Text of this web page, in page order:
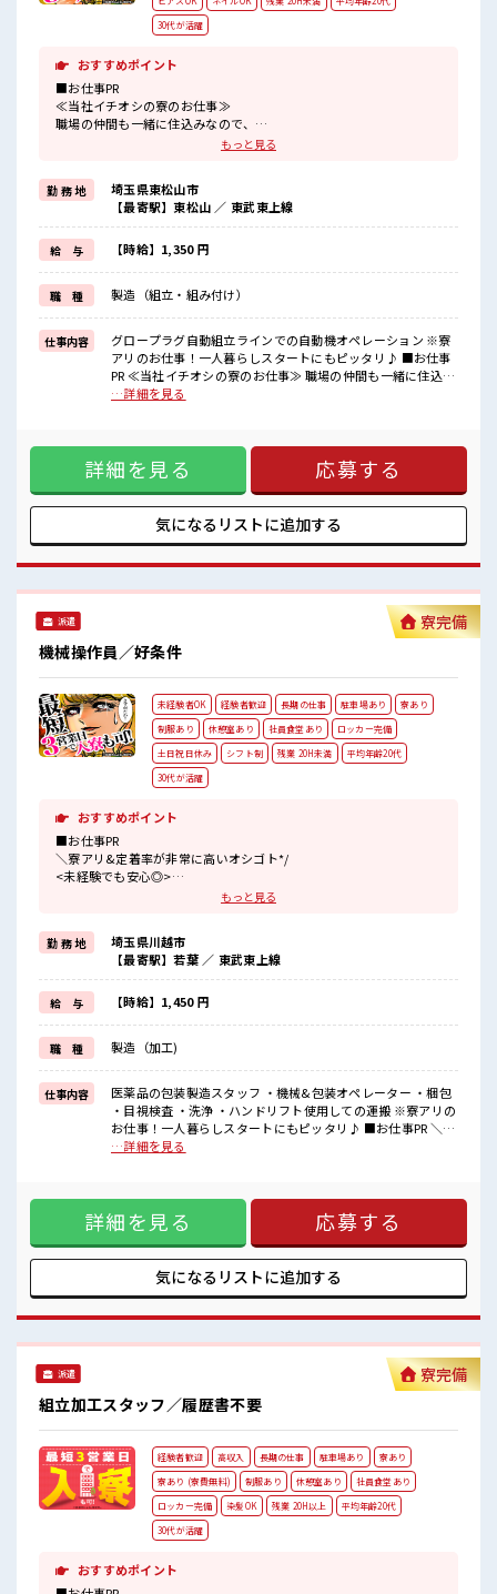
30代が活躍
おすすめポイント
■お仕事PR
≪当社イチオシの寮のお仕事≫
職場の仲間も一緒に住込みなので、
仕事の悩みなども相談しやすいですね！
残業は月20時間未満で、
ほどよく稼げます♪
≪髪型自由≫
基本的に髪色自由で明るすぎたり奇抜でなければOKです！
(規定有)≪動きやすい制服アリ≫
制服があるので、
毎日の服装の悩み解消♪
≪様々なお仕事をご提案≫
一人で悩まず気軽に相談できる、
派遣のお仕事です！
■職場の雰囲気
派手すぎなければ多少のヘアカラーもOKなのはウレシイPoint☆
#ryo
もっと見る
勤 務 地
埼玉県東松山市
【最寄駅】東松山 ／ 東武東上線
給 与 【時給】1,350 円
職 種 製造（組立・組み付け）
仕事内容
グロープラグ自動組立ラインでの自動機オペレーション ※寮
アリのお仕事！一人暮らしスタートにもピッタリ♪ ■お仕事
PR ≪当社イチオシの寮のお仕事≫ 職場の仲間も一緒に住込み
なので、 仕事の悩みなども相談しやすいですね！ ≪1日1時間
でなければOKです！ (規定有)≪動きやすい制服アリ≫ 制服が
あるので、 毎日の服装の悩み解消♪ ≪様々なお仕事をご提案
≫ 一人で悩まず気軽に相談できる、 派遣のお仕事です！ ■職
場の雰囲気 派手すぎなければ多少のヘアカラーもOKなのはウ
レシイPoint☆ ホドよく残業があるのでホドよく働きたい方に
オススメ！ 寮もあるので遠方からの方も安心！ #ryo
…詳細を見る
詳細を見る 応募する
気になるリストに追加する
派遣
機械操作員／好条件
寮完備
未経験者OK 経験者歓迎 長期の仕事 駐車場あり
寮あり
制服あり
休憩室あり 社員食堂あり
ロッカー完備
土日祝日休み
シフト制 残業 20H未満
平均年齢20代
30代が活躍
おすすめポイント
■お仕事PR
＼寮アリ&定着率が非常に高いオシゴト*/
<未経験でも安心◎>
・決められた手順で間違いなく作業ができればOK◎
・スピードが速い、
仕事がハードという心配一切なし！
<うれしい土日祝休み>
・オンオフつけやすくてプライベートも充実
<通勤らくらく>
・マイカー通勤OK！
朝の満員電車のストレスなし
・車がない方も安心！
若葉駅から無料バスがあります◎
<制服あり>
・毎日の服装選びに悩む心配なし♪
◎ロッカー&休憩室&食堂ありのカイテキ環境
◎定着率が高く長く続けやすい♪
◎簡単ワークで未経験でも安心です♪
#ryo
もっと見る
勤 務 地
埼玉県川越市
【最寄駅】若葉 ／ 東武東上線
給 与 【時給】1,450 円
職 種 製造（加工)
仕事内容
医薬品の包装製造スタッフ ・機械&包装オペレーター ・梱包
・目視検査 ・洗浄 ・ハンドリフト使用しての運搬 ※寮アリの
お仕事！一人暮らしスタートにもピッタリ♪ ■お仕事PR ＼寮
アリ&定着率が非常に高いオシゴト*/ <未経験でも安心◎> ・
ドという心配一切なし！ <うれしい土日祝休み> ・オンオフつ
けやすくてプライベートも充実 <通勤らくらく> ・マイカー通
勤OK！ 朝の満員電車のストレスなし ・車がない方も安心！
若葉駅から無料バスがあります◎ <制服あり> ・毎日の服装選
びに悩む心配なし♪ ■職場の雰囲気 ◎残業は少なめ！ ◎ロッ
カー&休憩室&食堂ありのカイテキ環境 ◎定着率が高く長く
…詳細を見る
詳細を見る 応募する
気になるリストに追加する
派遣
組立加工スタッフ／履歴書不要
寮完備
経験者歓迎 高収入 長期の仕事 駐車場あり
寮あり
寮あり (寮費無料)
制服あり 休憩室あり
社員食堂あり
ロッカー完備
染髪OK 残業 20H以上
平均年齢20代
30代が活躍
おすすめポイント